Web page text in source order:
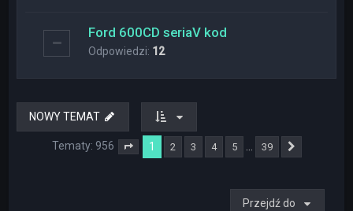
Ford 600CD seriaV kod
Odpowiedzi: 12
NOWY TEMAT
Tematy: 956 Strona 1z 39
1 2 3 4 5 39
Przejdź do